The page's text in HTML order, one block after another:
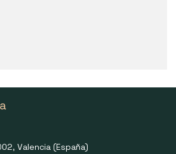
pregunta
Valencia (España)